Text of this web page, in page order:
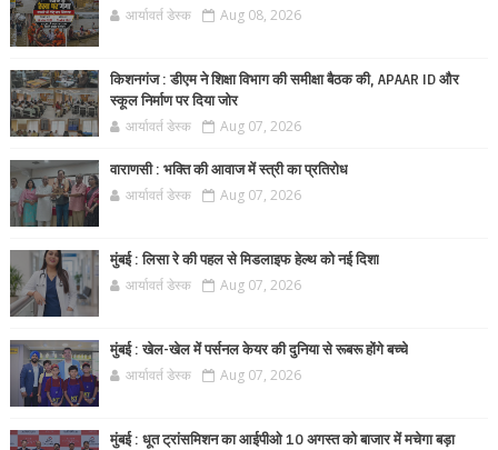
आर्यावर्त डेस्क Aug 08, 2026
किशनगंज : डीएम ने शिक्षा विभाग की समीक्षा बैठक की, APAAR ID और
स्कूल निर्माण पर दिया जोर
आर्यावर्त डेस्क Aug 07, 2026
वाराणसी : भक्ति की आवाज में स्त्री का प्रतिरोध
आर्यावर्त डेस्क Aug 07, 2026
मुंबई : लिसा रे की पहल से मिडलाइफ हेल्थ को नई दिशा
आर्यावर्त डेस्क Aug 07, 2026
मुंबई : खेल-खेल में पर्सनल केयर की दुनिया से रूबरू होंगे बच्चे
आर्यावर्त डेस्क Aug 07, 2026
मुंबई : धूत ट्रांसमिशन का आईपीओ 10 अगस्त को बाजार में मचेगा बड़ा